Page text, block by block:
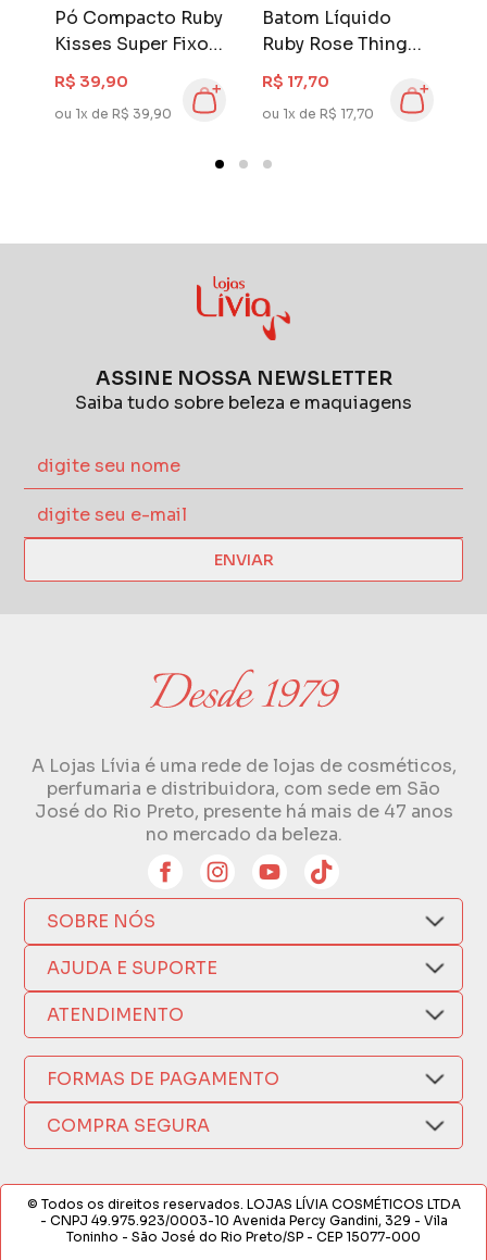
Pó Compacto Ruby
Kisses Super Fixo
Cor 130
R$ 39,90
ou 1x de R$ 39,90
Batom Líquido
Ruby Rose Thing
Ruby Rose Library
R$ 17,70
ou 1x de R$ 17,70
ASSINE NOSSA NEWSLETTER
Saiba tudo sobre beleza e maquiagens
ENVIAR
A Lojas Lívia é uma rede de lojas de cosméticos,
perfumaria e distribuidora, com sede em São
José do Rio Preto, presente há mais de 47 anos
no mercado da beleza.
SOBRE NÓS
Quem Somos
Compra Segura
Como Comprar
Nossas Lojas
Política de Privacidade
AJUDA E SUPORTE
Nosso Aplicativo
Trocas e Devoluções
Formas de Pagamento
Fretes e Entregas
Fabricantes
Termos de Compra e Venda
ATENDIMENTO
Fale por WhatsApp
(17) 3209-9595
sacweb@lojaslivia.com.br
FORMAS DE PAGAMENTO
COMPRA SEGURA
© Todos os direitos reservados. LOJAS LÍVIA COSMÉTICOS LTDA
- CNPJ 49.975.923/0003-10 Avenida Percy Gandini, 329 - Vila
Toninho - São José do Rio Preto/SP - CEP 15077-000